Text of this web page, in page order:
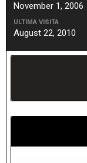
November 1, 2006
ULTIMA VISITA
August 22, 2010